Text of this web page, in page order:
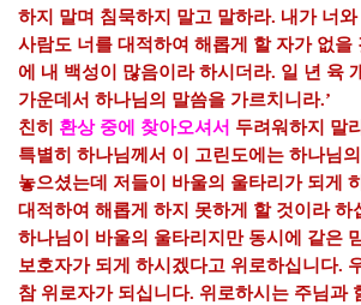
하지 말며 침묵하지 말고 말하라. 내가 너
사람도 너를 대적하여 해롭게 할 자가 없을
에 내 백성이 많음이라 하시더라. 일 년 육
가운데서 하나님의 말씀을 가르치니라.’
친히 환상 중에 찾아오셔서 두려워하지 말
특별히 하나님께서 이 고린도에는 하나님
놓으셨는데 저들이 바울의 울타리가 되게
대적하여 해롭게 하지 못하게 할 것이라 하
하나님이 바울의 울타리지만 동시에 같은
보호자가 되게 하시겠다고 위로하십니다.
참 위로자가 되십니다. 위로하시는 주님과